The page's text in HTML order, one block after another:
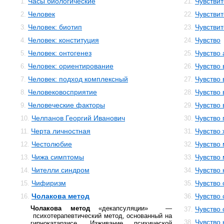
2. Человек
3. Человек: биотип
4. Человек: конституция
5. Человек: онтогенез
6. Человек: ориентирование
7. Человек: подход комплексный
8. Человековосприятие
9. Человеческие факторы
10. Челпанов Георгий Иванович
11. Черта личностная
12. Честолюбие
13. Чижа симптомы
14. Чителли синдром
15. Чифиризм
16. Чолакова метод
Чолакова метод«декапсуляции» —
психотерапевтический метод, основанный на
22.
23.
24. Чувство
25. Чувство
26. Чувство
27. Чувство
28.
29.
30. Чувство
31.
32.
33.
34. Чувство
35. Чувство
36. Чувство
37. Чувство
38.